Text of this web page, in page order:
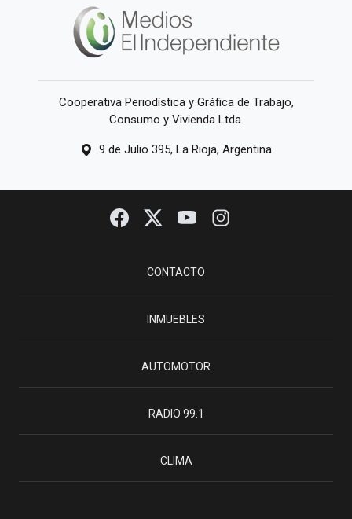
Cooperativa Periodística y Gráfica de Trabajo,
Consumo y Vivienda Ltda.
9 de Julio 395, La Rioja, Argentina
CONTACTO
INMUEBLES
AUTOMOTOR
RADIO 99.1
CLIMA